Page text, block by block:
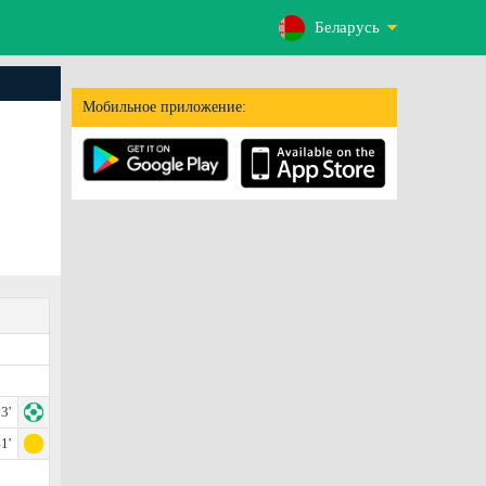
Беларусь
Мобильное приложение: